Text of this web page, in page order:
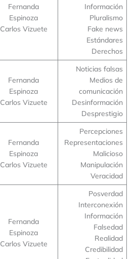
Fernanda
Espinoza
Carlos Vizuete
Información
Pluralismo
Fake news
Estándares
Derechos
Fernanda
Espinoza
Carlos Vizuete
Noticias falsas
Medios de
comunicación
Desinformación
Desprestigio
Fernanda
Espinoza
Carlos Vizuete
Percepciones
Representaciones
Malicioso
Manipulación
Veracidad
Fernanda
Espinoza
Carlos Vizuete
Posverdad
Interconexión
Información
Falsedad
Realidad
Credibilidad